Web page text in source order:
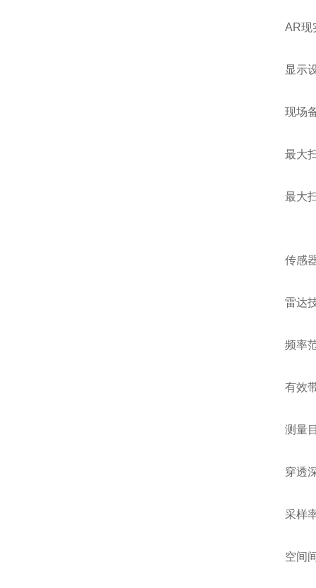
AR现
显示
现场
最大
最大
传感
雷达
频率
有效
测量
穿
采
空